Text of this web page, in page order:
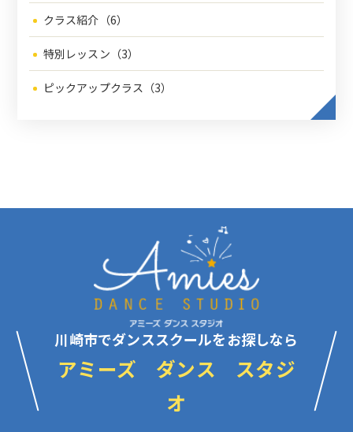
クラス紹介（6）
特別レッスン（3）
ピックアップクラス（3）
川崎市でダンススクールをお探しなら
アミーズ ダンス スタジ
オ